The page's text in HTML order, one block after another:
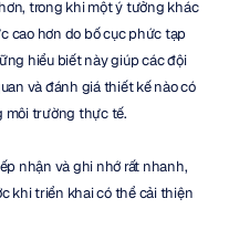
trong khi một ý tưởng khác
cao hơn do bố cục phức tạp
hiểu biết này giúp các đội
và đánh giá thiết kế nào có
môi trường thực tế.
nhận và ghi nhớ rất nhanh,
khi triển khai có thể cải thiện